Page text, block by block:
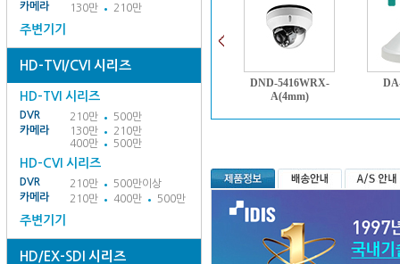
카메라
130만 210만
주변기기
HD-TVI/CVI 시리즈
HD-TVI 시리즈
DVR 210만
500만
카메라
130만
210만
400만
500만
HD-CVI 시리즈
DVR 210만
500만이상
카메라
210만 400만 500만
주변기기
HD/EX-SDI 시리즈
DND-5416WRX-
A(4mm)